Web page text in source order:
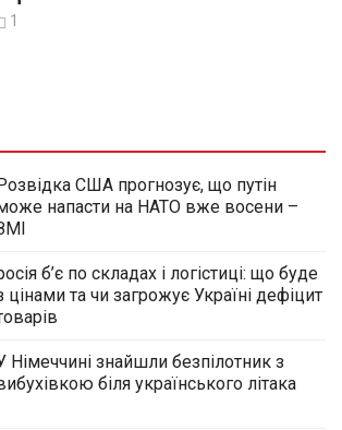
1
США прогнозує, що путін
напасти на НАТО вже восени –
б’є по складах і логістиці: що буде
цінами та чи загрожує Україні дефіцит
Німеччині знайшли безпілотник з
біля українського літака